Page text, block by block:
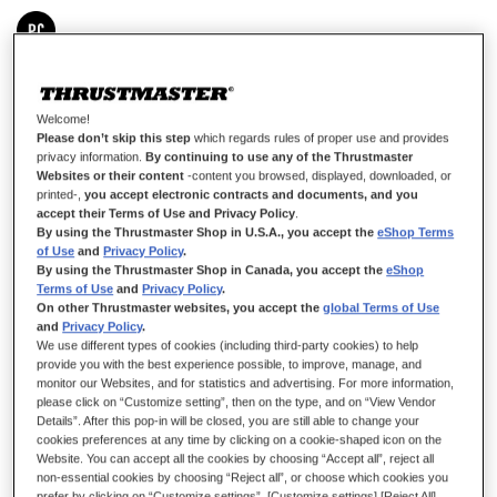
Módulo izquierdo para configuración de copiloto: diestra
8,99 €
AÑADIR AL CARRITO
Lista de deseos
Sea el primero en dejar una reseña para este artículo
Detalles
Módulo que te permite tener el icónico botón rojo en la
Welcome!
Please don’t skip this step which regards rules of proper use and provides
privacy information. By continuing to use any of the Thrustmaster
Websites or their content -content you browsed, displayed, downloaded, or
printed-,you accept electronic contracts and documents, and you
accept their Terms of Use and Privacy Policy
By using the Thrustmaster Shop in U.S.A., you accept theeShop Terms
of Use and Privacy Policy.
By using the Thrustmaster Shop in Canada, you accept theeShop
Terms of Use and Privacy Policy.
On other Thrustmaster websites, you accept theglobal Terms of Use
and Privacy Policy.
We use different types of cookies (including third-party cookies) to help
provide you with the best experience possible, to improve, manage, and
monitor our Websites, and for statistics and advertising. For more information,
please click on “Customize setting”, then on the type, and on “View Vendor
Details”. After this pop-in will be closed, you are still able to change your
cookies preferences at any time by clicking on a cookie-shaped icon on the
Website. You can accept all the cookies by choosing “Accept all”, reject all
non-essential cookies by choosing “Reject all”, or choose which cookies you